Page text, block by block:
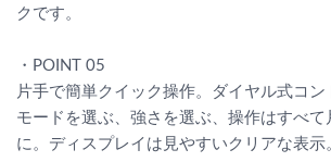
クです。
・POINT 05
片手で簡単クイック操作。ダイヤル式コン
モードを選ぶ、強さを選ぶ、操作はすべて
に。ディスプレイは見やすいクリアな表示